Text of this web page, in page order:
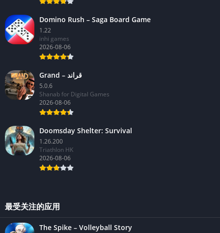
Domino Rush – Saga Board Game
1.22
inhi games
2026-08-06
Grand – قراند
5.0.6
Shanab for Digital Games
2026-08-06
Doomsday Shelter: Survival
1.26.200
Triathlon HK
2026-08-06
最受关注的应用
The Spike – Volleyball Story